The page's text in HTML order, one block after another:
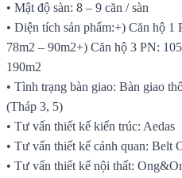
• Mật độ sàn: 8 – 9 căn / sàn
• Diện tích sản phẩm:+) Căn hộ
78m2 – 90m2+) Căn hộ 3 PN:
190m2
• Tình trạng bàn giao: Bàn giao
(Tháp 3, 5)
• Tư vấn thiết kế kiến trúc: Aedas
• Tư vấn thiết kế cảnh quan: Belt
• Tư vấn thiết kế nội thất: